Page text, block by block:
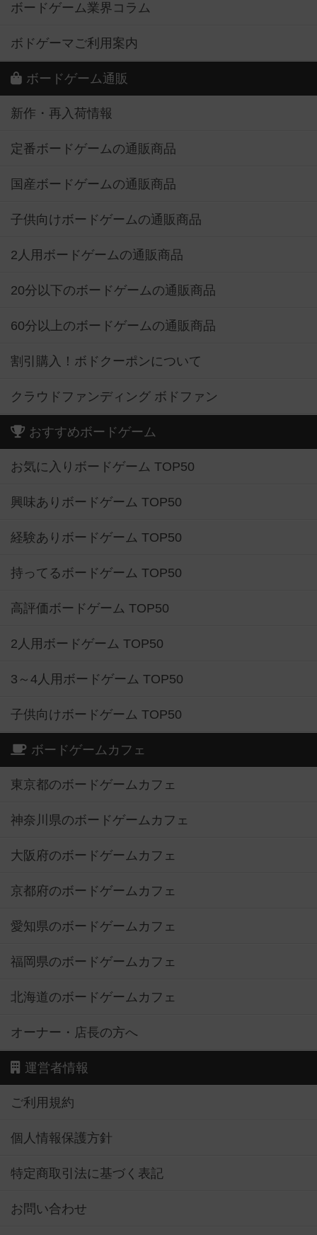
ボードゲーム業界コラム
ボドゲーマご利用案内
ボードゲーム通販
新作・再入荷情報
定番ボードゲームの通販商品
国産ボードゲームの通販商品
子供向けボードゲームの通販商品
2人用ボードゲームの通販商品
20分以下のボードゲームの通販商品
60分以上のボードゲームの通販商品
割引購入！ボドクーポンについて
クラウドファンディング ボドファン
おすすめボードゲーム
お気に入りボードゲーム TOP50
興味ありボードゲーム TOP50
経験ありボードゲーム TOP50
持ってるボードゲーム TOP50
高評価ボードゲーム TOP50
2人用ボードゲーム TOP50
3～4人用ボードゲーム TOP50
子供向けボードゲーム TOP50
ボードゲームカフェ
東京都のボードゲームカフェ
神奈川県のボードゲームカフェ
大阪府のボードゲームカフェ
京都府のボードゲームカフェ
愛知県のボードゲームカフェ
福岡県のボードゲームカフェ
北海道のボードゲームカフェ
オーナー・店長の方へ
運営者情報
ご利用規約
個人情報保護方針
特定商取引法に基づく表記
お問い合わせ